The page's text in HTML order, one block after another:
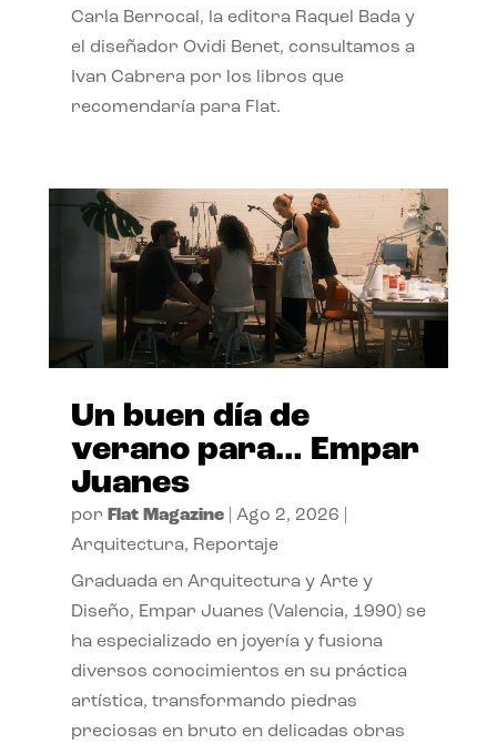
Carla Berrocal, la editora Raquel Bada y
el diseñador Ovidi Benet, consultamos a
Ivan Cabrera por los libros que
recomendaría para Flat.
Un buen día de
verano para… Empar
Juanes
por Flat Magazine| Ago 2, 2026
Arquitectura, Reportaje
Graduada en Arquitectura y Arte y
Diseño, Empar Juanes (Valencia, 1990) se
ha especializado en joyería y fusiona
diversos conocimientos en su práctica
artística, transformando piedras
preciosas en bruto en delicadas obras